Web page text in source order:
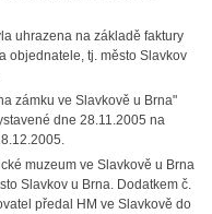
uhrazena na základě faktury
objednatele, tj. město Slavkov
zámku ve Slavkově u Brna"
dne 28.11.2005 na
muzeum ve Slavkově u Brna
Slavkov u Brna. Dodatkem č.
předal HM ve Slavkově do